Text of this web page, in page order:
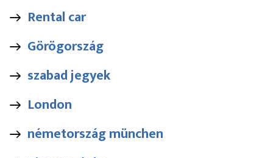
Rental car
Görögország
szabad jegyek
London
németország münchen